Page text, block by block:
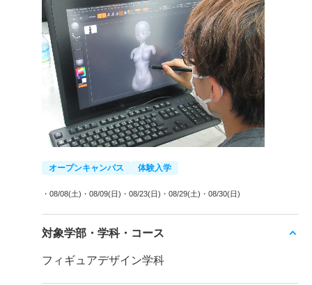
オープンキャンパス 体験入学
・08/08(土) ・08/09(日) ・08/23(日) ・08/29(土) ・08/30(日)
対象学部・学科・コース
フィギュアデザイン学科